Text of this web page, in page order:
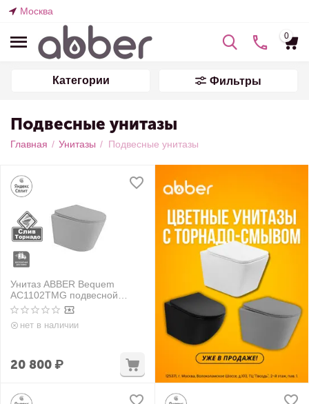
Москва
0
Категории Фильтры
Подвесные унитазы
Главная / Унитазы / Подвесные унитазы
Унитаз ABBER Bequem
AC1102TMG подвесной
серый матовый,
безободковый, смыв торнадо
нет в наличии
20 800₽